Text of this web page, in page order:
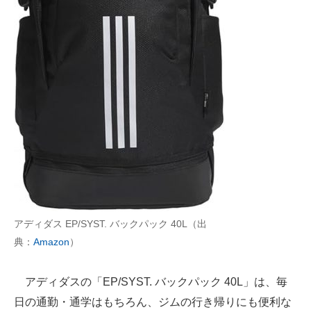
アディダス EP/SYST. バックパック 40L（出
典： Amazon）
アディダスの「EP/SYST. バックパック 40L」は、毎
日の通勤・通学はもちろん、ジムの行き帰りにも便利な